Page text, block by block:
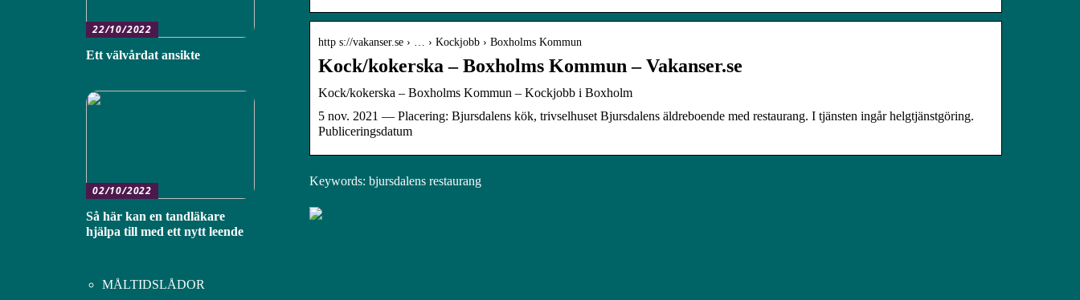
http s://vakanser.se › … › Kockjobb › Boxholms Kommun
Kock/kokerska – Boxholms Kommun – Vakanser.se
Kock/kokerska – Boxholms Kommun – Kockjobb i Boxholm
5 nov. 2021 — Placering: Bjursdalens kök, trivselhuset Bjursdalens äldreboende med restaurang. I tjänsten ingår helgtjänstgöring.
Publiceringsdatum
Keywords: bjursdalens restaurang
22/10/2022
Ett välvårdat ansikte
02/10/2022
Så här kan en tandläkare
hjälpa till med ett nytt leende
MÅLTIDSLÅDOR